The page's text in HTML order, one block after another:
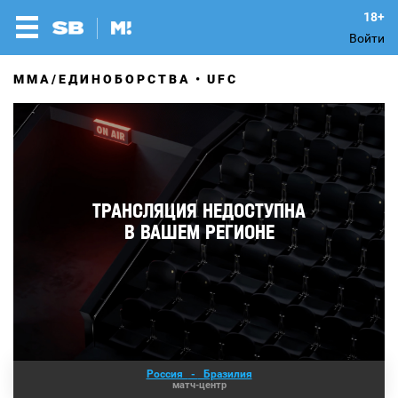
Войти
MMA/ЕДИНОБОРСТВА UFC
Россия - Бразилия
матч-центр